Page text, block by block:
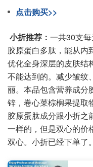
点击购买>>
小折推荐： 一共30支
胶原蛋白多肽，能从内
优化全身深层的皮肤结
不能达到的。减少皱纹
丽。本品包含营养成分
锌，卷心菜棕榈果提取
胶原蛋肽成分跟小折之
一样的，但是双心的价
双心。小折已经下单了。